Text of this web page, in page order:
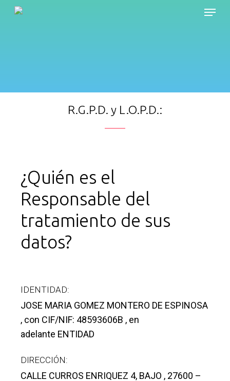
Skip
Menu
R.G.P.D. y L.O.P.D.:
¿Quién es el
Responsable del
tratamiento de sus
datos?
IDENTIDAD:
JOSE MARIA GOMEZ MONTERO DE ESPINOSA
, con CIF/NIF: 48593606B , en
adelante ENTIDAD
DIRECCIÓN:
CALLE CURROS ENRIQUEZ 4, BAJO , 27600 –